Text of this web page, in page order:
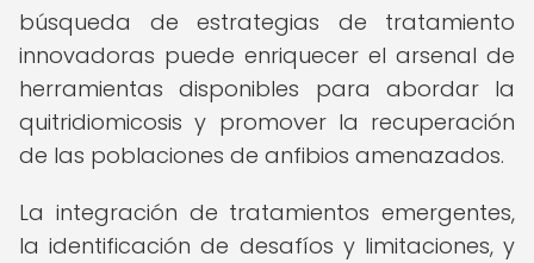
búsqueda de estrategias de tratamiento
innovadoras puede enriquecer el arsenal de
herramientas disponibles para abordar la
quitridiomicosis y promover la recuperación
de las poblaciones de anfibios amenazados.
La integración de tratamientos emergentes,
la identificación de desafíos y limitaciones, y